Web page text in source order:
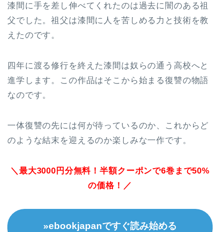
漆間に手を差し伸べてくれたのは過去に闇のある祖
父でした。祖父は漆間に人を苦しめる力と技術を教
えたのです。
四年に渡る修行を終えた漆間は奴らの通う高校へと
進学します。この作品はそこから始まる復讐の物語
なのです。
一体復讐の先には何が待っているのか、これからど
のような結末を迎えるのか楽しみな一作です。
＼最大3000円分無料！半額クーポンで6巻まで50%
の価格！／
»ebookjapanですぐ読み始める